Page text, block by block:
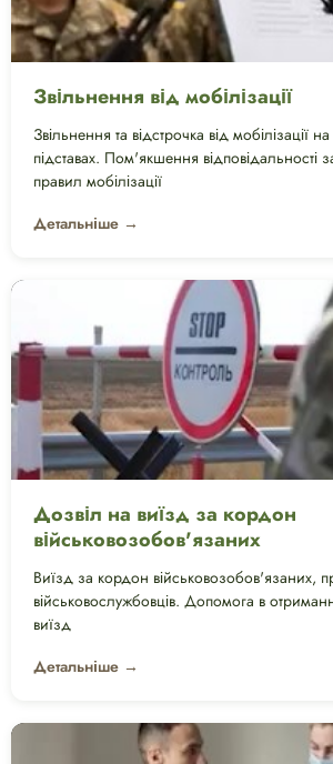
Звільнення від мобілізації
Звільнення та відстрочка від мобілізації
підставах. Пом'якшення відповідальності
правил мобілізації
Детальніше →
Дозвіл на виїзд за кордон
військовозобов'язаних
Виїзд за кордон військовозобов'язаних,
військовослужбовців. Допомога в
виїзд
Детальніше →